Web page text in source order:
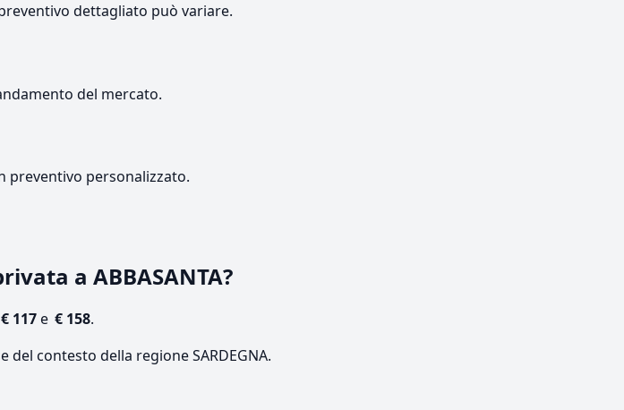
dettagliato può variare.
del mercato.
preventivo personalizzato.
a ABBASANTA?
€ 117e € 158.
contesto della regione SARDEGNA.